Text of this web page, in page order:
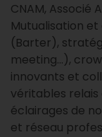
CNAM, Associé
Mutualisation
(Barter),
meeting...),
innovants et
véritables relais
éclairages de
et réseau